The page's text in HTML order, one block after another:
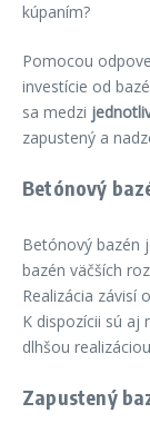
kúpaním?
Pomocou
investície od
sa medzi
zapustený a
Betónový
Betónový bazén
bazén väčších
Realizácia závisí
K dispozícii sú aj
dlhšou
Zapustený